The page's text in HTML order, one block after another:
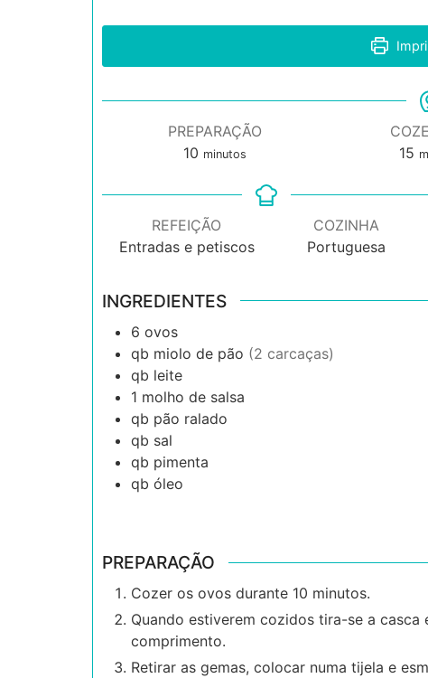
PREPARAÇÃO
10minutos
minutos
15
REFEIÇÃO
Entradas e petiscos
COZINHA
Portuguesa
INGREDIENTES
6 ovos
qb miolo de pão (2 carcaças)
qb leite
1 molho de salsa
qb pão ralado
qb sal
qb pimenta
qb óleo
PREPARAÇÃO
Cozer os ovos durante 10 minutos.
Quando estiverem cozidos tira-se a
comprimento.
Retirar as gemas, colocar numa tijela e